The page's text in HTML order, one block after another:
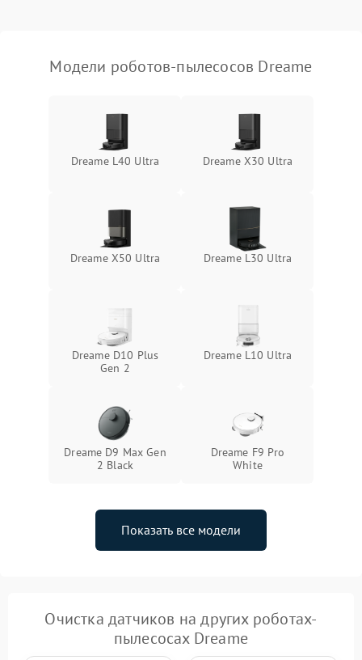
Модели роботов-пылесосов Dreame
Dreame L40 Ultra Dreame X30 Ultra
Dreame X50 Ultra Dreame L30 Ultra
Dreame D10 Plus
Gen 2
Dreame L10 Ultra
Dreame D9 Max Gen
2 Black
Dreame F9 Pro
White
Показать все модели
Очистка датчиков на других роботах-
пылесосах Dreame